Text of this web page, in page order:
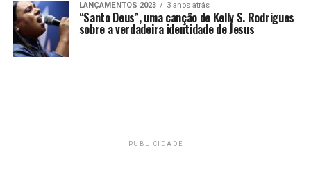
LANÇAMENTOS 2023 3 anos atrás
“Santo Deus”, uma canção de Kelly S. Rodrigues
sobre a verdadeira identidade de Jesus
PUBLICIDADE